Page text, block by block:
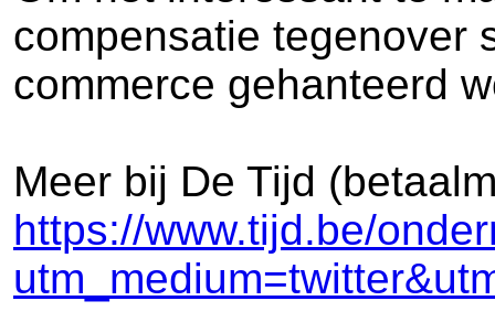
compensatie tegenover
commerce gehanteerd
Meer bij De Tijd
https://www.tijd.be/